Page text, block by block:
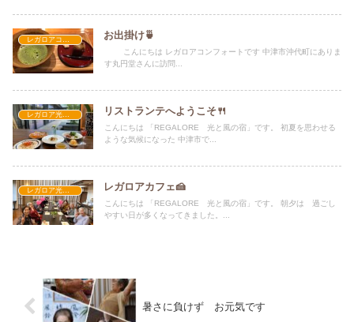
お出掛け🍵
こんにちは レガロアコンフォートです 中津市沖代町にありま
す丸円堂さんに訪問...
レガロア光と風の宿 リストランテへようこそ🍴
こんにちは 「REGALORE 光と風の宿」です。 初夏を思わせる
ような気候になった 中津市で...
レガロア光と風の宿 レガロアカフェ🍰
こんにちは 「REGALORE 光と風の宿」です。 朝夕は 過ごし
やすい日が多くなってきました。...
暑さに負けず お元気です